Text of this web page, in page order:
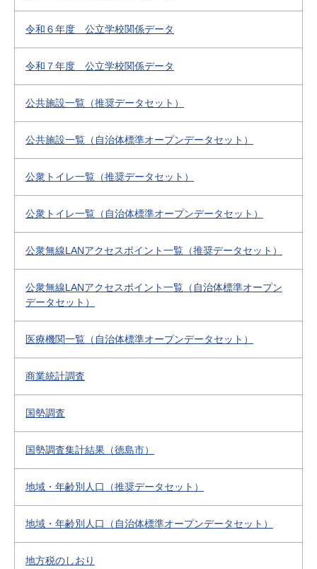
令和６年度 公立学校関係データ
令和７年度 公立学校関係データ
公共施設一覧（推奨データセット）
公共施設一覧（自治体標準オープンデータセット）
公衆トイレ一覧（推奨データセット）
公衆トイレ一覧（自治体標準オープンデータセット）
公衆無線LANアクセスポイント一覧（推奨データセット）
公衆無線LANアクセスポイント一覧（自治体標準オープン
データセット）
医療機関一覧（自治体標準オープンデータセット）
商業統計調査
国勢調査
国勢調査集計結果（徳島市）
地域・年齢別人口（推奨データセット）
地域・年齢別人口（自治体標準オープンデータセット）
地方税のしおり